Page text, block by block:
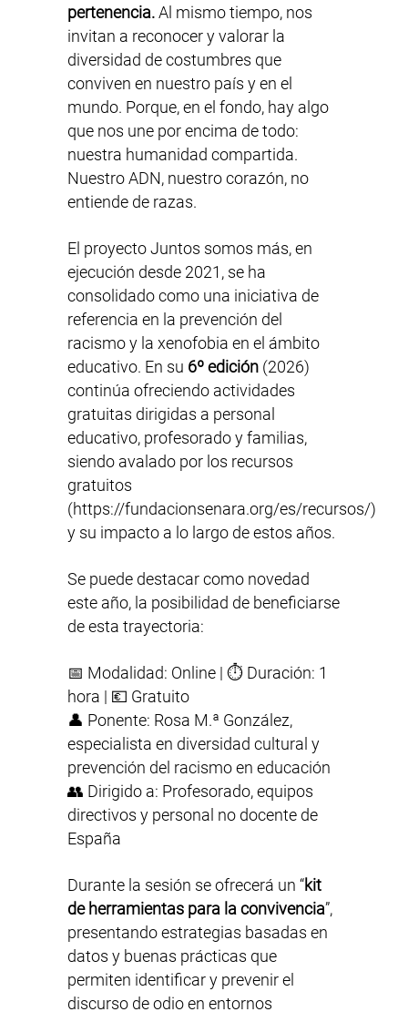
pertenencia.Al mismo tiempo, nos
invitan a reconocer y valorar la
diversidad de costumbres que
conviven en nuestro país y en el
mundo. Porque, en el fondo, hay algo
que nos une por encima de todo:
nuestra humanidad compartida.
Nuestro ADN, nuestro corazón, no
entiende de razas.
El proyecto Juntos somos más, en
ejecución desde 2021, se ha
consolidado como una iniciativa de
referencia en la prevención del
racismo y la xenofobia en el ámbito
educativo. En su 6º edición (2026)
continúa ofreciendo actividades
gratuitas dirigidas a personal
educativo, profesorado y familias,
siendo avalado por los recursos
gratuitos
(https://fundacionsenara.org/es/recursos/)
y su impacto a lo largo de estos años.
Se puede destacar como novedad
este año, la posibilidad de beneficiarse
de esta trayectoria:
📅 Modalidad: Online | ⏱ Duración: 1
hora | 💶 Gratuito
👤 Ponente: Rosa M.ª González,
especialista en diversidad cultural y
prevención del racismo en educación
👥 Dirigido a: Profesorado, equipos
directivos y personal no docente de
España
Durante la sesión se ofrecerá un “kit
de herramientas para la convivencia”,
presentando estrategias basadas en
datos y buenas prácticas que
permiten identificar y prevenir el
discurso de odio en entornos